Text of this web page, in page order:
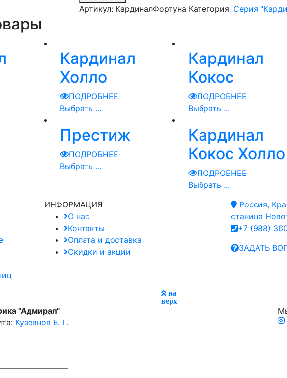
Артикул: КардиналФортуна Категория: Серия
Кардинал
Холло
ПОДРОБНЕЕ
Выбрать ...
Кардинал
Кокос
ПОДРОБНЕЕ
Выбрать ...
Престиж
ПОДРОБНЕЕ
Выбрать ...
Кардинал
Кокос Холло
ПОДРОБНЕЕ
Выбрать ...
ИНФОРМАЦИЯ
О нас
Контакты
Оплата и доставка
Скидки и акции
Россия,
станица
+7 (988)
ЗАДАТЬ
на
верх
"Адмирал"
Кузевнов В. Г.